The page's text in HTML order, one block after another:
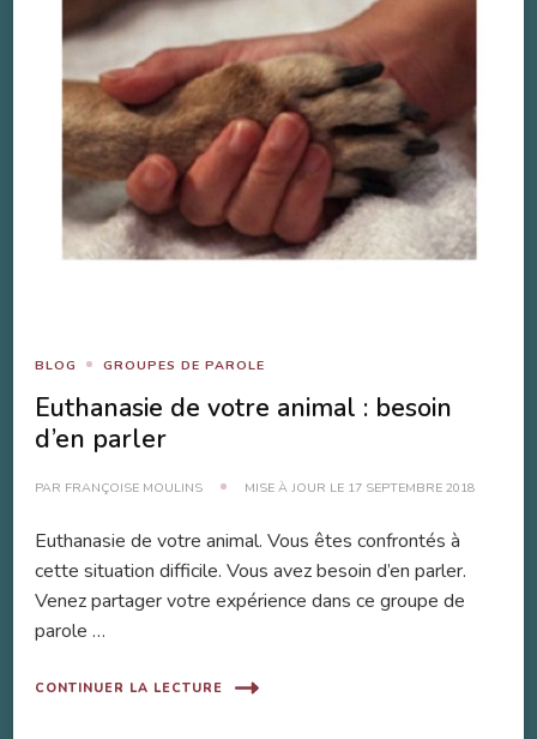
BLOG GROUPES DE PAROLE
Euthanasie de votre animal : besoin
d’en parler
PAR FRANÇOISE MOULINS MISE À JOUR LE 17 SEPTEMBRE 2018
Euthanasie de votre animal. Vous êtes confrontés à
cette situation difficile. Vous avez besoin d’en parler.
Venez partager votre expérience dans ce groupe de
parole …
CONTINUER LA LECTURE